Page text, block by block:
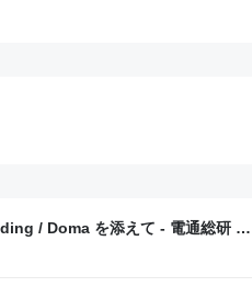
/ Doma を添えて - 電通総研 テ